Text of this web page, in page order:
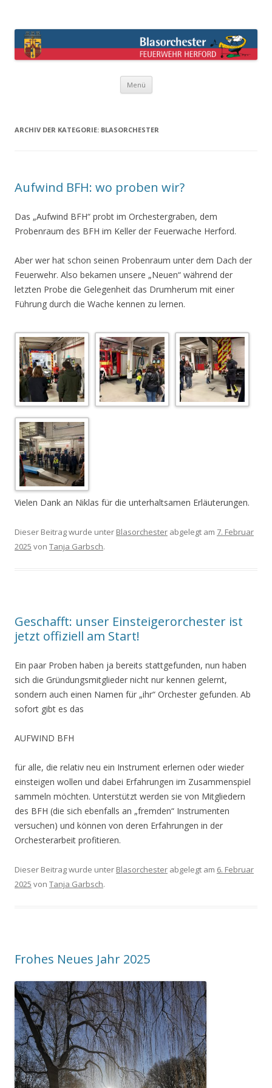
überraschend anders !
Menü Springe
Inhalt
ARCHIV DER KATEGORIE: BLASORCHESTER
Aufwind BFH: wo proben wir?
Das „Aufwind BFH“ probt im Orchestergraben, dem
Probenraum des BFH im Keller der Feuerwache Herford.
Aber wer hat schon seinen Probenraum unter dem Dach der
Feuerwehr. Also bekamen unsere „Neuen“ während der
letzten Probe die Gelegenheit das Drumherum mit einer
Führung durch die Wache kennen zu lernen.
Vielen Dank an Niklas für die unterhaltsamen Erläuterungen.
Dieser Beitrag wurde unter Blasorchester abgelegt am 7. Februar
2025 von Tanja Garbsch.
Geschafft: unser Einsteigerorchester ist
jetzt offiziell am Start!
Ein paar Proben haben ja bereits stattgefunden, nun haben
sich die Gründungsmitglieder nicht nur kennen gelernt,
sondern auch einen Namen für „ihr“ Orchester gefunden. Ab
sofort gibt es das
AUFWIND BFH
für alle, die relativ neu ein Instrument erlernen oder wieder
einsteigen wollen und dabei Erfahrungen im Zusammenspiel
sammeln möchten. Unterstützt werden sie von Mitgliedern
des BFH (die sich ebenfalls an „fremden“ Instrumenten
versuchen) und können von deren Erfahrungen in der
Orchesterarbeit profitieren.
Dieser Beitrag wurde unter Blasorchester abgelegt am 6. Februar
2025 von Tanja Garbsch.
Frohes Neues Jahr 2025